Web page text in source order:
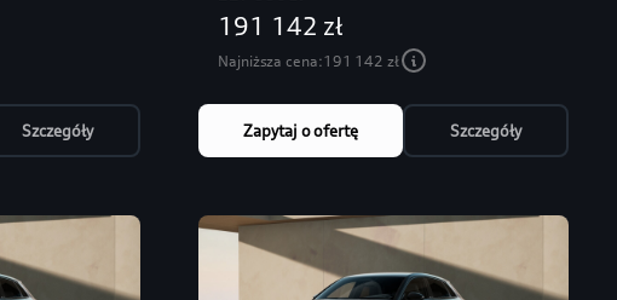
Szczegóły
191 142 zł
Najniższa cena:191 142 zł
Zapytaj o ofertę Szczegóły